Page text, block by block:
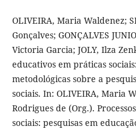
OLIVEIRA, Maria Waldenez;
Gonçalves; GONÇALVES
Victoria Garcia; JOLY, Ilza
educativos em práticas
metodológicas sobre a
sociais. In: OLIVEIRA, Maria
Rodrigues de (Org.).
sociais: pesquisas em